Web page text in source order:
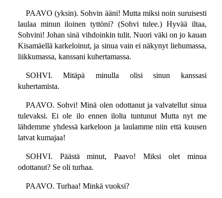
PAAVO (yksin). Sohvin ääni! Mutta miksi noin suruisesti
laulaa minun iloinen tyttöni? (Sohvi tulee.) Hyvää iltaa,
Sohvini! Johan sinä vihdoinkin tulit. Nuori väki on jo kauan
Kisamäellä karkeloinut, ja sinua vain ei näkynyt liehumassa,
liikkumassa, kanssani kuhertamassa.
SOHVI. Mitäpä minulla olisi sinun kanssasi
kuhertamista.
PAAVO. Sohvi! Minä olen odottanut ja valvatellut sinua
tulevaksi. Ei ole ilo ennen ilolta tuntunut Mutta nyt me
lähdemme yhdessä karkeloon ja laulamme niin että kuusen
latvat kumajaa!
SOHVI. Päästä minut, Paavo! Miksi olet minua
odottanut? Se oli turhaa.
PAAVO. Turhaa! Minkä vuoksi?